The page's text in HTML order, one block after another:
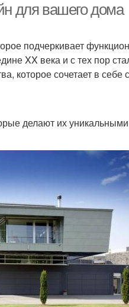
для вашего дома
подчеркивает
XX века и с тех пор
которое сочетает в
делают их